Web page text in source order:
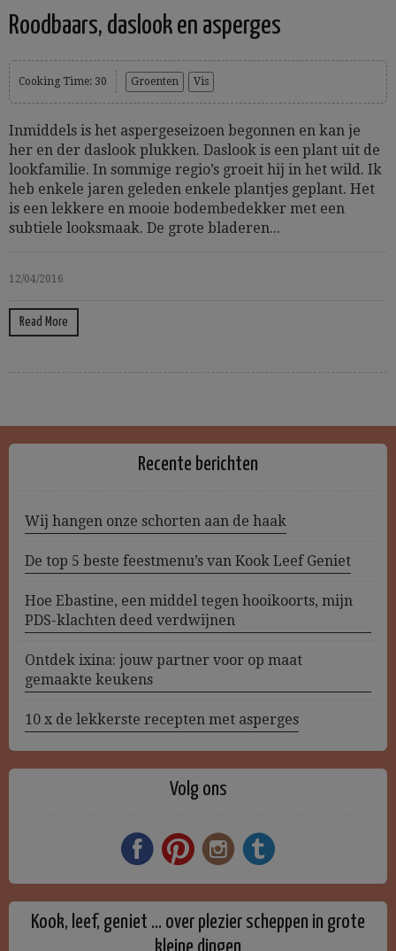
Roodbaars, daslook en asperges
Cooking Time: 30 Groenten Vis
Inmiddels is het aspergeseizoen begonnen en kan je
her en der daslook plukken. Daslook is een plant uit de
lookfamilie. In sommige regio’s groeit hij in het wild. Ik
heb enkele jaren geleden enkele plantjes geplant. Het
is een lekkere en mooie bodembedekker met een
subtiele looksmaak. De grote bladeren...
12/04/2016
Read More
Recente berichten
Wij hangen onze schorten aan de haak
De top 5 beste feestmenu’s van Kook Leef Geniet
Hoe Ebastine, een middel tegen hooikoorts, mijn
PDS-klachten deed verdwijnen
Ontdek ixina: jouw partner voor op maat
gemaakte keukens
10 x de lekkerste recepten met asperges
Volg ons
Kook, leef, geniet … over plezier scheppen in grote